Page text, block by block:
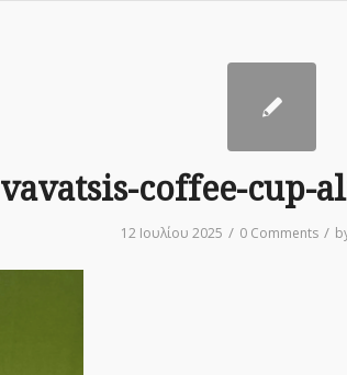
vavatsis-coffee-cup-
12 Ιουλίου 2025 / 0 Comments /